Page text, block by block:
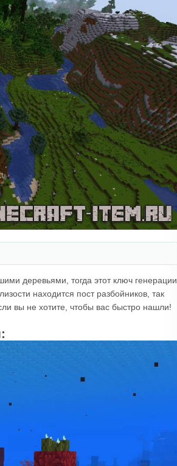
деревьями, тогда этот ключ генерации
находится пост разбойников, так
вы не хотите, чтобы вас быстро нашли!